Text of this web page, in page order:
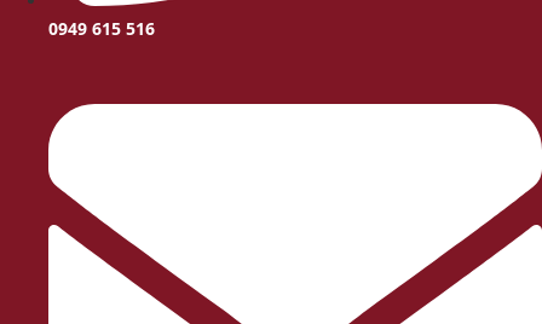
0949 615 516